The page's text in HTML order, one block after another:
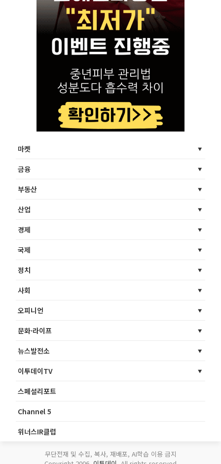
마켓
금융
부동산
산업
경제
국제
정치
사회
오피니언
문화·라이프
뉴스발전소
이투데이TV
스페셜리포트
Channel 5
위너스IR클럽
무단전재 및 수집, 복사, 재배포, AI학습 이용 금지